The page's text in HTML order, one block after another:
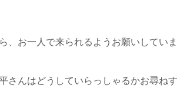
、お一人で来られるようお願いしていま
さんはどうしていらっしゃるかお尋ねす